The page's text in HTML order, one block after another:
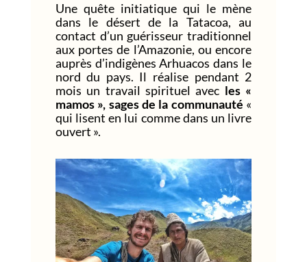
Une quête initiatique qui le mène
dans le désert de la Tatacoa, au
contact d’un guérisseur traditionnel
aux portes de l’Amazonie, ou encore
auprès d’indigènes Arhuacos dans le
nord du pays. Il réalise pendant 2
mois un travail spirituel avec les «
mamos », sages de la communauté «
qui lisent en lui comme dans un livre
ouvert ».